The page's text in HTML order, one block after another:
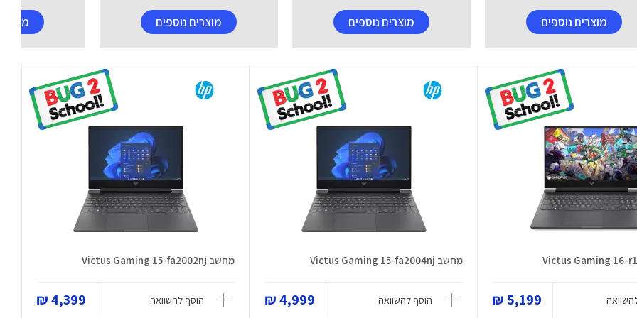
מוצרים נוספים מוצרים נוספים מוצרים נוספים
5,199 ₪
מחשב Victus Gaming 15-fa2004nj
הוסף להשוואה 4,999 ₪
מחשב Victus Gaming 15-fa2002nj
הוסף להשוואה 4,399 ₪